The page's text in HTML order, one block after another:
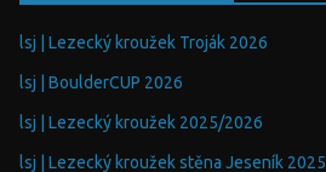
lsj | Lezecký kroužek Troják 2026
lsj | BoulderCUP 2026
lsj | Lezecký kroužek 2025/2026
lsj | Lezecký kroužek stěna Jeseník 2025